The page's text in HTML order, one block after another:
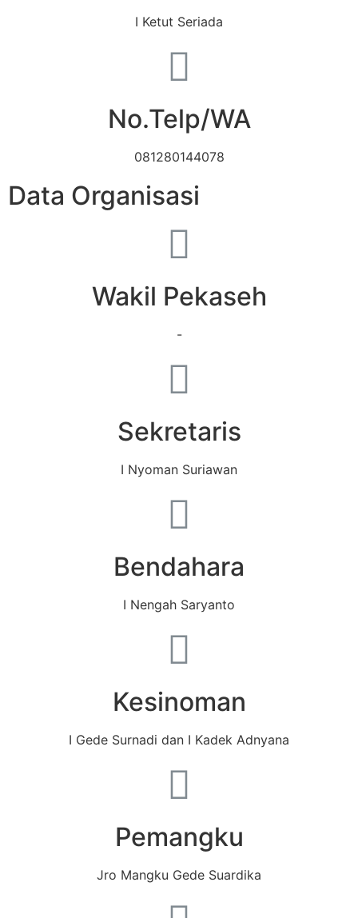
I Ketut Seriada
No.Telp/WA
081280144078
Data Organisasi
Wakil Pekaseh
-
Sekretaris
I Nyoman Suriawan
Bendahara
I Nengah Saryanto
Kesinoman
I Gede Surnadi dan I Kadek Adnyana
Pemangku
Jro Mangku Gede Suardika